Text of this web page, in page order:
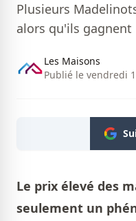
Plusieurs
alors qu'ils gagnent
Les Maisons
Publié le vendredi
Le prix élevé des
seulement un